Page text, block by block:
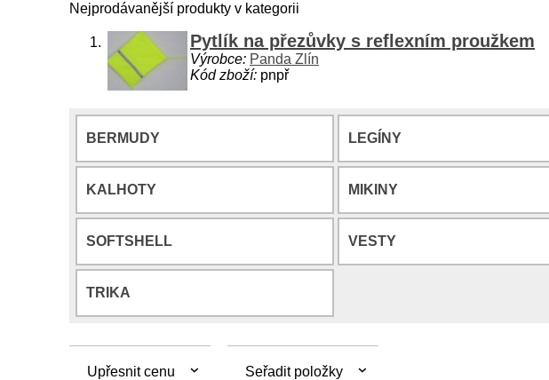
Nejprodávanější produkty v kategorii
Pytlík na přezůvky s reflexním proužkem
Výrobce: Panda Zlín
Kód zboží: pnpř
BERMUDY LEGÍNY
KALHOTY MIKINY
SOFTSHELL VESTY
TRIKA
Upřesnit cenu Seřadit položky